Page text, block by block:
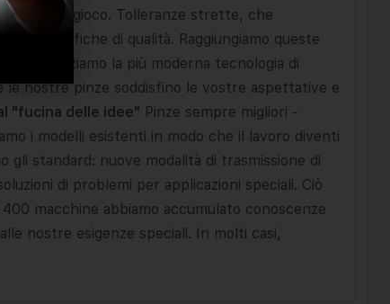
senza gioco. Tolleranze strette, che
specifiche di qualità. Raggiungiamo queste
Utilizziamo la più moderna tecnologia di
le nostre pinze soddisfino le vostre aspettative e
"fucina delle idee" Pinze sempre migliori -
i modelli esistenti in modo che il lavoro diventi
standard: nuove modalità di trasmissione di
di problemi per applicazioni speciali. Ciò
macchine abbiamo accumulato conoscenze
nostre esigenze speciali. In molti casi,